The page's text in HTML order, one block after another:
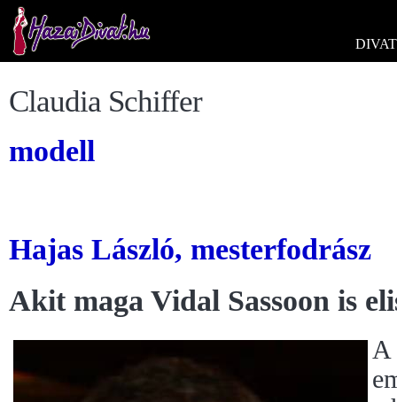
DIVAT
Claudia Schiffer
modell
Hajas László, mesterfodrász
Akit maga Vidal Sassoon is
A